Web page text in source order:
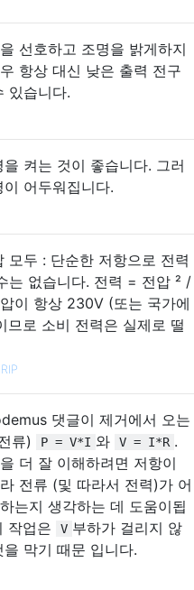
선호하고 조명을 밝게하지
항상 대신 낮은 출력 전구
있습니다.
켜는 것이 좋습니다. 그러
어두워집니다.
모두 : 단순한 저항으로 전력
는 없습니다. 전력 = 전압 ² /
이 항상 230V (또는 국가에
므로 소비 전력은 실제로 떨
댓글이 제거에서 오는
류) P = V*I 와 V = I*R .
더 잘 이해하려면 저항이
전류 (및 따라서 전력)가 어
는지 생각하는 데 도움이됩
작업은
V 부하가 걸리지 않
을 막기 때문 입니다.